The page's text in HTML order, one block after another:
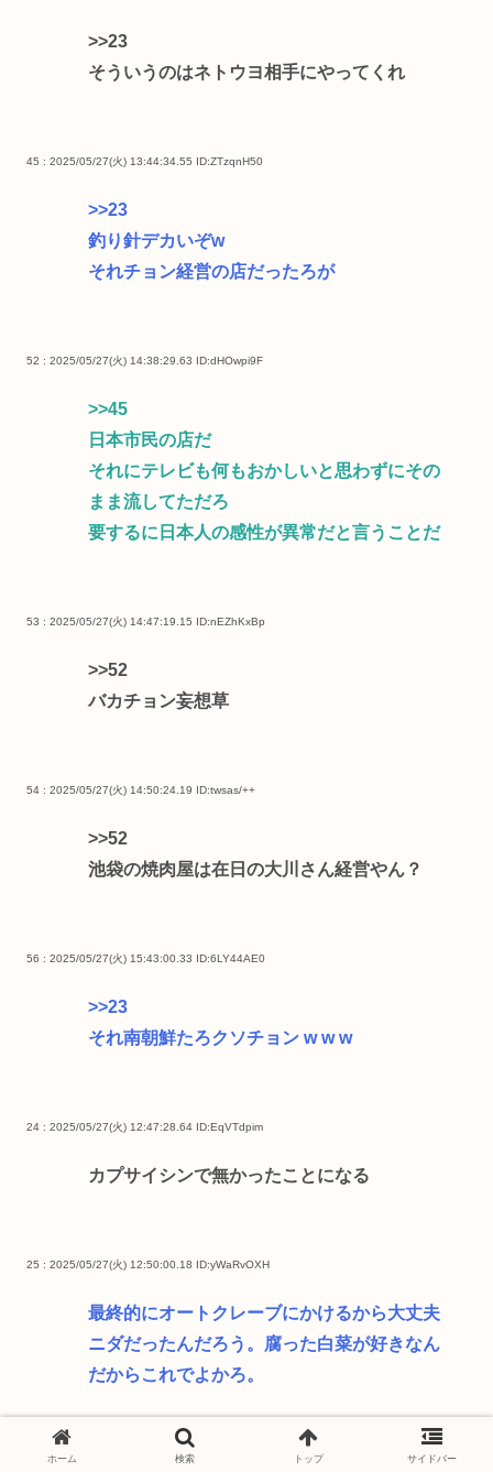
>>23
そういうのはネトウヨ相手にやってくれ
45 : 2025/05/27(火) 13:44:34.55 ID:ZTzqnH50
>>23
釣り針デカいぞw
それチョン経営の店だったろが
52 : 2025/05/27(火) 14:38:29.63 ID:dHOwpi9F
>>45
日本市民の店だ
それにテレビも何もおかしいと思わずにその
まま流してただろ
要するに日本人の感性が異常だと言うことだ
53 : 2025/05/27(火) 14:47:19.15 ID:nEZhKxBp
>>52
バカチョン妄想草
54 : 2025/05/27(火) 14:50:24.19 ID:twsas/++
>>52
池袋の焼肉屋は在日の大川さん経営やん？
56 : 2025/05/27(火) 15:43:00.33 ID:6LY44AE0
>>23
それ南朝鮮たろクソチョン w w w
24 : 2025/05/27(火) 12:47:28.64 ID:EqVTdpim
カプサイシンで無かったことになる
25 : 2025/05/27(火) 12:50:00.18 ID:yWaRvOXH
最終的にオートクレーブにかけるから大丈夫
ニダだったんだろう。腐った白菜が好きなん
だからこれでよかろ。
27 : 2025/05/27(火) 12:52:11.66
ホーム 検索 トップ サイドバー